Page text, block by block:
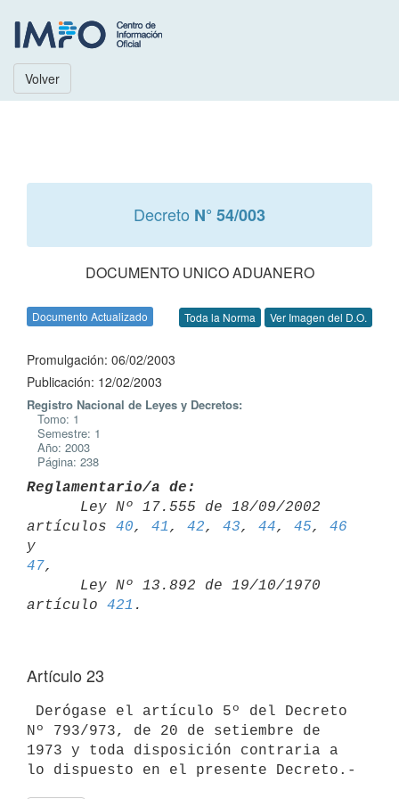
Volver
Decreto N° 54/003
DOCUMENTO UNICO ADUANERO
Documento Actualizado Toda la Norma Ver Imagen del D.O.
Promulgación: 06/02/2003
Publicación: 12/02/2003
Registro Nacional de Leyes y Decretos:
Tomo: 1
Semestre: 1
Año: 2003
Página: 238
Reglamentario/a de:
artículos 40, 41 , 42, 43, 44, 45, 46
y
47,
artículo 421
Artículo 23
Nº 793/973, de 20 de setiembre de
1973 y toda disposición contraria a